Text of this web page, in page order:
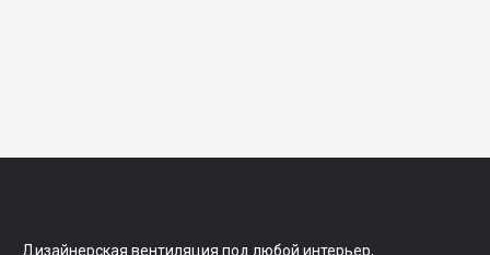
Дизайнерская вентиляция под любой интерьер,